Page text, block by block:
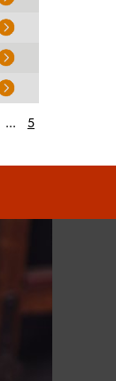
... 5